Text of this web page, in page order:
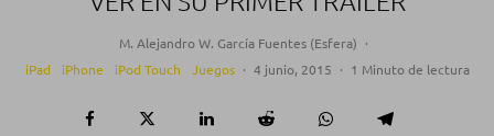
M. Alejandro W. García Fuentes (Esfera) ·
iPad
iPhone iPod Touch Juegos · 4 junio, 2015 · 1 Minuto de lectura